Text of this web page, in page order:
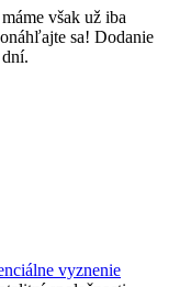
však už iba
sa! Dodanie
vyznenie